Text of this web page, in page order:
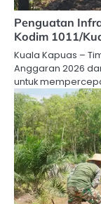
Penguatan
Kodim 1011/
Kuala Kapuas –
Anggaran 2026
untuk